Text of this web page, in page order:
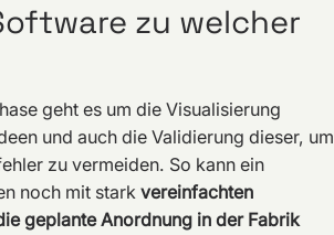
zu welcher
geht es um die Visualisierung
und auch die Validierung dieser, um
zu vermeiden. So kann ein
noch mit stark vereinfachten
geplante Anordnung in der Fabrik